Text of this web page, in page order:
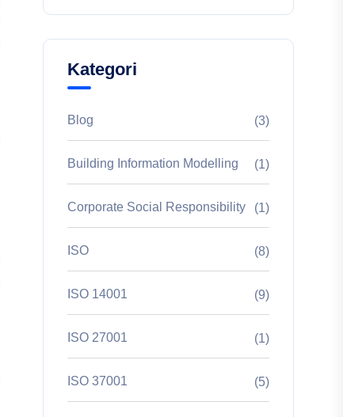
Kategori
Blog (3)
Building Information Modelling (1)
Corporate Social Responsibility (1)
ISO (8)
ISO 14001 (9)
ISO 27001 (1)
ISO 37001 (5)